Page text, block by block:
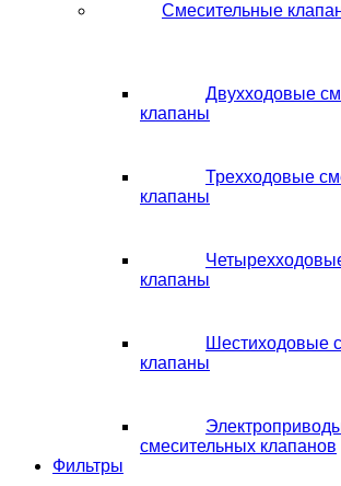
Смесительные
Двухходовые
клапаны
Трехходовые
клапаны
клапаны
Шестиходовые
клапаны
смесительных клапанов
Фильтры